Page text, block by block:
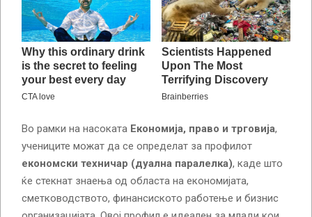
Во рамки на насоката Економија, право и трговија,
учениците можат да се определат за профилот
економски техничар (дуална паралелка), каде што
ќе стекнат знаења од областа на економијата,
сметководството, финансиското работење и бизнис